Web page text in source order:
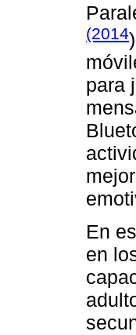
(2014
para
En
en